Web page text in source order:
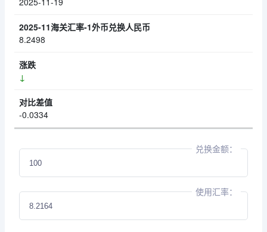
8.2498
↓
-0.0334
兑换金额：
使用汇率：